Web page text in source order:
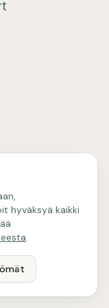
hyväksyä kaikki
.